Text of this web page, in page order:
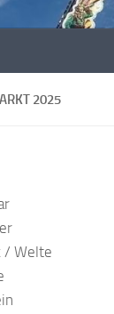
2025
/ Welte